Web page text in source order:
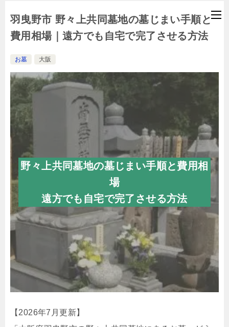
羽曳野市 野々上共同墓地の墓じまい手順と
費用相場｜遠方でも自宅で完了させる方法
お墓 大阪
野々上共同墓地の墓じまい手順と費用相
場
遠方でも自宅で完了させる方法
【2026年7月更新】